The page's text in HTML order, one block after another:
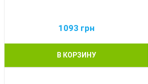
1093 грн
В КОРЗИНУ